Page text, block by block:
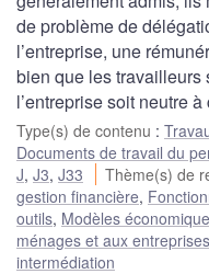
de problème de
l’entreprise, une
bien que les travailleurs
l’entreprise soit neutre à
Type(s) de contenu :
Documents de travail du
J, J3, J33 Thème(s) de
gestion financière,
outils, Modèles
ménages et aux entreprises
intermédiation